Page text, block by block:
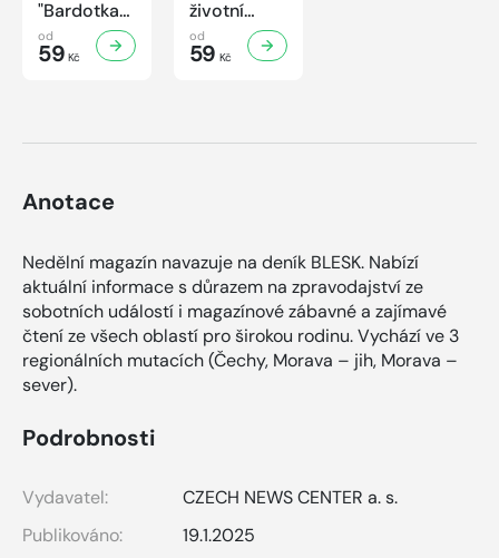
"Bardotka"
Jana
Brejchová
Mezi slávou
od
59 Kč
životní
příběh
sympaťáka
českého
od
59 Kč
Anotace
Nedělní magazín navazuje na deník BLESK. Nabízí
aktuální informace s důrazem na zpravodajství ze
sobotních událostí i magazínové zábavné a zajímavé
čtení ze všech oblastí pro širokou rodinu. Vychází ve 3
regionálních mutacích (Čechy, Morava – jih, Morava –
sever).
Podrobnosti
Vydavatel:
CZECH NEWS CENTER a. s.
Publikováno:
19.1.2025